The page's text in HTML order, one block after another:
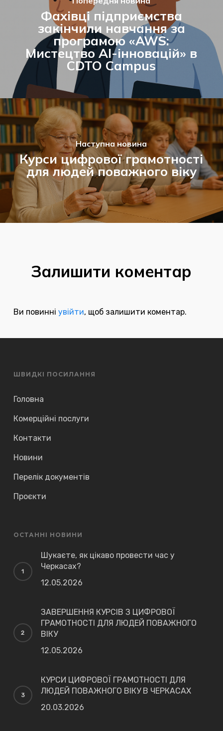
Фахівці підприємства
закінчили навчання за
програмою «AWS:
Мистецтво AI-інновацій» в
CDTO Campus
Наступна новина
Курси цифрової грамотності
для людей поважного віку
Залишити коментар
Ви повинні увійти, щоб залишити коментар.
ШВИДКІ ПОСИЛАННЯ
Головна
Комерційні послуги
Контакти
Новини
Перелік документів
Проєкти
ОСТАННІ НОВИНИ
Шукаєте, як цікаво провести час у
Черкасах?
12.05.2026
ЗАВЕРШЕННЯ КУРСІВ З ЦИФРОВОЇ
ГРАМОТНОСТІ ДЛЯ ЛЮДЕЙ ПОВАЖНОГО
ВІКУ
12.05.2026
КУРСИ ЦИФРОВОЇ ГРАМОТНОСТІ ДЛЯ
ЛЮДЕЙ ПОВАЖНОГО ВІКУ В ЧЕРКАСАХ
20.03.2026